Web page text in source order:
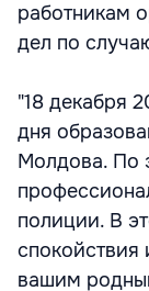
работникам
дел по
"18 декабря
дня
Молдова. По
полиции. В
вашим